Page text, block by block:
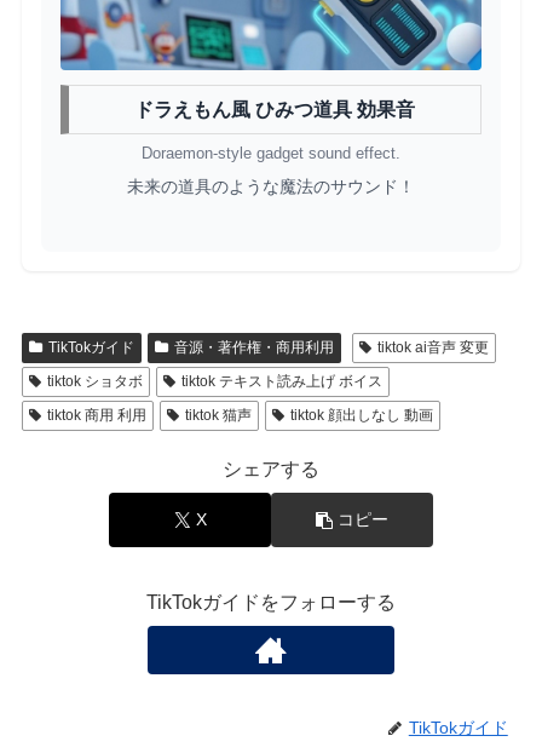
ドラえもん風 ひみつ道具 効果音
Doraemon-style gadget sound effect.
未来の道具のような魔法のサウンド！
TikTokガイド 音源・著作権・商用利用
tiktok ai音声 変更
tiktok ショタボ
tiktok テキスト読み上げ ボイス
tiktok 商用 利用
tiktok 猫声 tiktok 顔出しなし 動画
シェアする
X コピー
TikTokガイドをフォローする
TikTokガイド